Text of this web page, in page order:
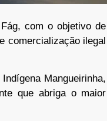
com o objetivo de
comercialização ilegal
Mangueirinha,
que abriga o maior